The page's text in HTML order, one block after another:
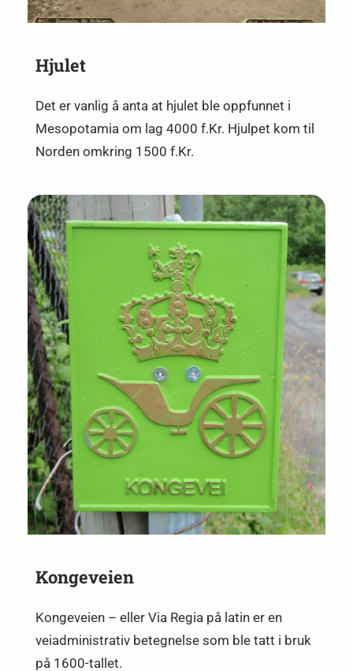
Hjulet
Det er vanlig å anta at hjulet ble oppfunnet i
Mesopotamia om lag 4000 f.Kr. Hjulpet kom til
Norden omkring 1500 f.Kr.
Kongeveien
Kongeveien – eller Via Regia på latin er en
veiadministrativ betegnelse som ble tatt i bruk
på 1600-tallet.